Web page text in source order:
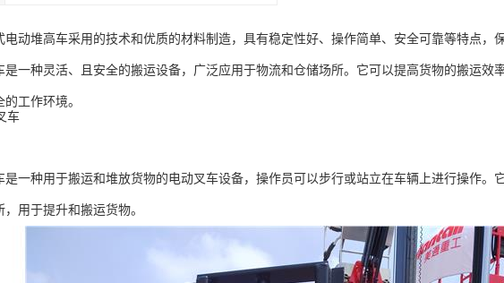
电动堆高车采用的技术和优质的材料制造，具有稳定性好、操作简单、安全可靠等特点，
是一种灵活、且安全的搬运设备，广泛应用于物流和仓储场所。它可以提高货物的搬运效
工作环境。
是一种用于搬运和堆放货物的电动叉车设备，操作员可以步行或站立在车辆上进行操作。
用于提升和搬运货物。